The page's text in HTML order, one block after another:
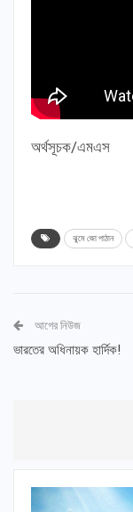
অর্থসূচক/এমএস
ঝুমে জো পাঠান
আগের নিউজ
ভারতের অধিনায়ক হার্দিক!